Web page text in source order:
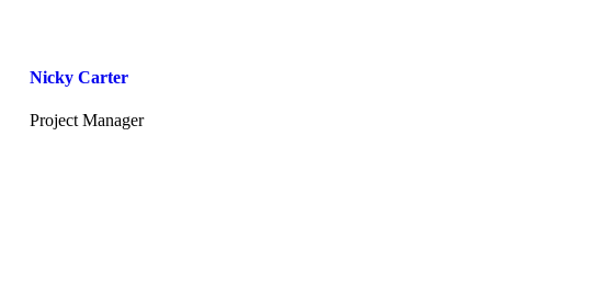
Nicky Carter
Project Manager